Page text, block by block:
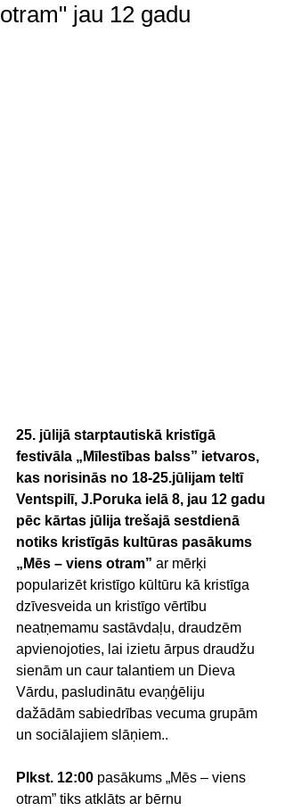
otram" jau 12 gadu
25. jūlijā starptautiskā kristīgā
festivāla „Mīlestības balss” ietvaros,
kas norisinās no 18-25.jūlijam teltī
Ventspilī, J.Poruka ielā 8, jau 12 gadu
pēc kārtas jūlija trešajā sestdienā
notiks kristīgās kultūras pasākums
„Mēs – viens otram” ar mērķi
popularizēt kristīgo kūltūru kā kristīga
dzīvesveida un kristīgo vērtību
neatņemamu sastāvdaļu, draudzēm
apvienojoties, lai izietu ārpus draudžu
sienām un caur talantiem un Dieva
Vārdu, pasludinātu evaņģēliju
dažādām sabiedrības vecuma grupām
un sociālajiem slāņiem..
Plkst. 12:00 pasākums „Mēs – viens
otram” tiks atklāts ar bērnu